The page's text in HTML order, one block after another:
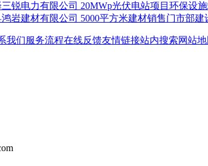
锐电力有限公司 20MWp光伏电站项目环保设
岩建材有限公司 5000平方米建材销售门市部
我们服务流程在线反馈友情链接站内搜索网站地